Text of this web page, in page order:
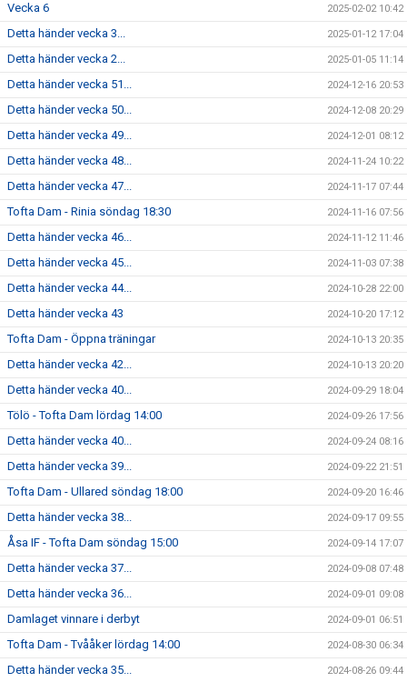
Vecka 6 2025-02-02 10:42
Detta händer vecka 3... 2025-01-12 17:04
Detta händer vecka 2... 2025-01-05 11:14
Detta händer vecka 51... 2024-12-16 20:53
Detta händer vecka 50... 2024-12-08 20:29
Detta händer vecka 49... 2024-12-01 08:12
Detta händer vecka 48... 2024-11-24 10:22
Detta händer vecka 47... 2024-11-17 07:44
Tofta Dam - Rinia söndag 18:30 2024-11-16 07:56
Detta händer vecka 46... 2024-11-12 11:46
Detta händer vecka 45... 2024-11-03 07:38
Detta händer vecka 44... 2024-10-28 22:00
Detta händer vecka 43 2024-10-20 17:12
Tofta Dam - Öppna träningar 2024-10-13 20:35
Detta händer vecka 42... 2024-10-13 20:20
Detta händer vecka 40... 2024-09-29 18:04
Tölö - Tofta Dam lördag 14:00 2024-09-26 17:56
Detta händer vecka 40... 2024-09-24 08:16
Detta händer vecka 39... 2024-09-22 21:51
Tofta Dam - Ullared söndag 18:00 2024-09-20 16:46
Detta händer vecka 38... 2024-09-17 09:55
Åsa IF - Tofta Dam söndag 15:00 2024-09-14 17:07
Detta händer vecka 37... 2024-09-08 07:48
Detta händer vecka 36... 2024-09-01 09:08
Damlaget vinnare i derbyt 2024-09-01 06:51
Tofta Dam - Tvååker lördag 14:00 2024-08-30 06:34
Detta händer vecka 35... 2024-08-26 09:44